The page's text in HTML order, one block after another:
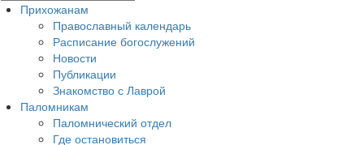
Прихожанам
Православный календарь
Расписание богослужений
Новости
Публикации
Знакомство с Лаврой
Паломникам
Паломнический отдел
Где остановиться